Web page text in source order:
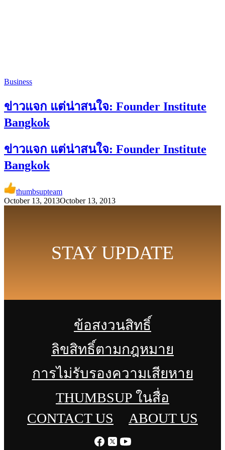
Business
ข่าวแจก แต่น่าสนใจ: Founder Institute
Bangkok
ข่าวแจก แต่น่าสนใจ: Founder Institute
Bangkok
thumbsupteam
October 13, 2013October 13, 2013
STAY UPDATE
ข้อสงวนสิทธิ์
ลิขสิทธิ์ตามกฎหมาย
การไม่รับรองความเสียหาย
THUMBSUP ในสื่อ
CONTACT US
ABOUT US